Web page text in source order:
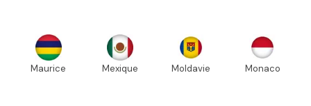
Maurice Mexique Moldavie Monaco